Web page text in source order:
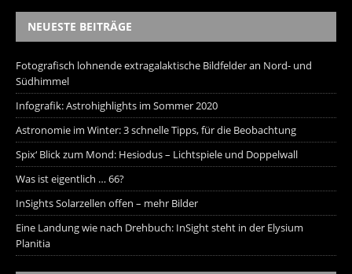
NEUESTE BEITRÄGE
Fotografisch lohnende extragalaktische Bildfelder an Nord- und
Südhimmel
Infografik: Astrohighlights im Sommer 2020
Astronomie im Winter: 3 schnelle Tipps, für die Beobachtung
Spix‘ Blick zum Mond: Hesiodus – Lichtspiele und Doppelwall
Was ist eigentlich … 66?
InSights Solarzellen offen – mehr Bilder
Eine Landung wie nach Drehbuch: InSight steht in der Elysium
Planitia